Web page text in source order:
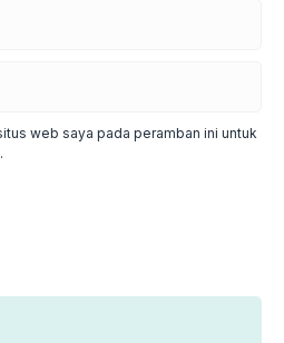
web saya pada peramban ini untuk